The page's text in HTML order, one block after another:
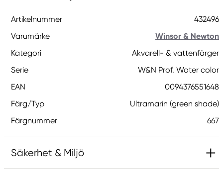
Artikelnummer
432496
Varumärke
Winsor & Newton
Kategori
Akvarell- & vattenfärger
Serie
W&N Prof. Water color
EAN
0094376551648
Färg/Typ
Ultramarin (green shade)
Färgnummer
667
Säkerhet & Miljö